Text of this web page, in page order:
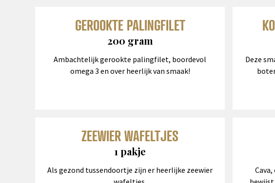
GEROOKTE PALINGFILET
200 gram
Ambachtelijk gerookte palingfilet, boordevol
omega 3 en over heerlijk van smaak!
Deze
ZEEWIER WAFELTJES
1 pakje
Als gezond tussendoortje zijn er heerlijke zeewier